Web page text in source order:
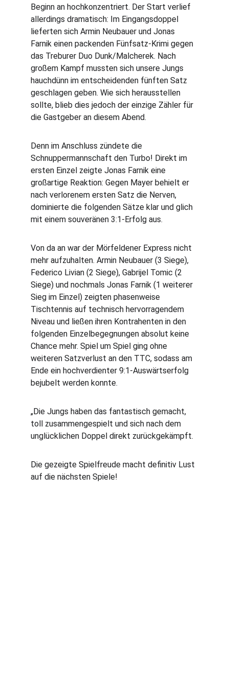
Beginn an hochkonzentriert. Der Start verlief
allerdings dramatisch: Im Eingangsdoppel
lieferten sich Armin Neubauer und Jonas
Farnik einen packenden Fünfsatz-Krimi gegen
das Treburer Duo Dunk/Malcherek. Nach
großem Kampf mussten sich unsere Jungs
hauchdünn im entscheidenden fünften Satz
geschlagen geben. Wie sich herausstellen
sollte, blieb dies jedoch der einzige Zähler für
die Gastgeber an diesem Abend.
Denn im Anschluss zündete die
Schnuppermannschaft den Turbo! Direkt im
ersten Einzel zeigte Jonas Farnik eine
großartige Reaktion: Gegen Mayer behielt er
nach verlorenem ersten Satz die Nerven,
dominierte die folgenden Sätze klar und glich
mit einem souveränen 3:1-Erfolg aus.
Von da an war der Mörfeldener Express nicht
mehr aufzuhalten. Armin Neubauer (3 Siege),
Federico Livian (2 Siege), Gabrijel Tomic (2
Siege) und nochmals Jonas Farnik (1 weiterer
Sieg im Einzel) zeigten phasenweise
Tischtennis auf technisch hervorragendem
Niveau und ließen ihren Kontrahenten in den
folgenden Einzelbegegnungen absolut keine
Chance mehr. Spiel um Spiel ging ohne
weiteren Satzverlust an den TTC, sodass am
Ende ein hochverdienter 9:1-Auswärtserfolg
bejubelt werden konnte.
„Die Jungs haben das fantastisch gemacht,
toll zusammengespielt und sich nach dem
unglücklichen Doppel direkt zurückgekämpft.
Die gezeigte Spielfreude macht definitiv Lust
auf die nächsten Spiele!